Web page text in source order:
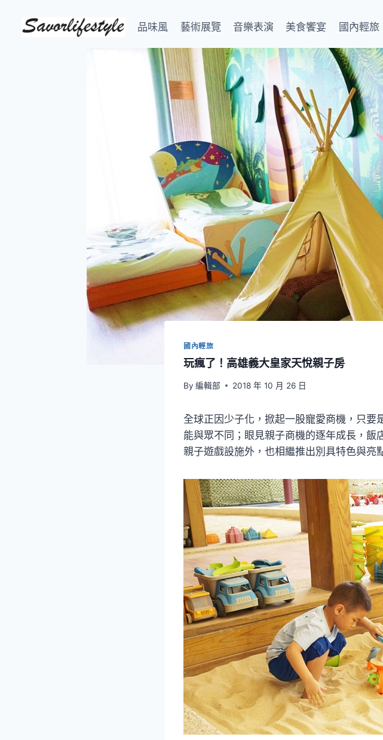
品味風 藝術展覽 音樂表演 美食饗宴 國內輕旅
國內輕旅
玩瘋了！高雄義大皇家天悅親子房
By 編輯部 2018 年 10 月 26 日
全球正因少子化，掀起一股寵愛商機，只
能與眾不同；眼見親子商機的逐年成長，
親子遊戲設施外，也相繼推出別具特色與亮